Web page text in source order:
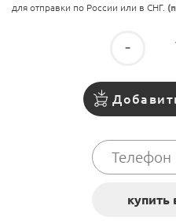
для отправки по России или в СНГ.
-